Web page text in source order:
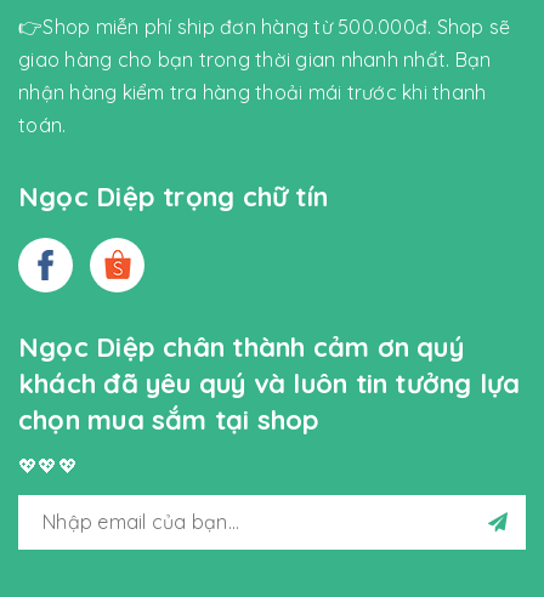
👉Shop miễn phí ship đơn hàng từ 500.000đ. Shop sẽ
giao hàng cho bạn trong thời gian nhanh nhất. Bạn
nhận hàng kiểm tra hàng thoải mái trước khi thanh
toán.
Ngọc Diệp trọng chữ tín
Ngọc Diệp chân thành cảm ơn quý
khách đã yêu quý và luôn tin tưởng lựa
chọn mua sắm tại shop
💖💖💖